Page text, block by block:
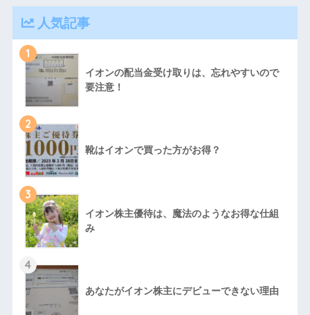
人気記事
1
イオンの配当金受け取りは、忘れやすいので
要注意！
2
靴はイオンで買った方がお得？
3
イオン株主優待は、魔法のようなお得な仕組
み
4
あなたがイオン株主にデビューできない理由